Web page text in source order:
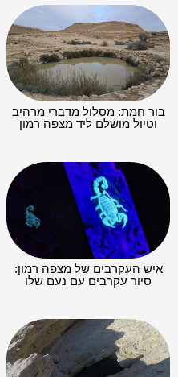
בור חמת: מסלול מדברי מרהיב
וטיול מושלם ליד מצפה רמון
איש העקרבים של מצפה רמון:
סיור עקרבים עם נעם שלו